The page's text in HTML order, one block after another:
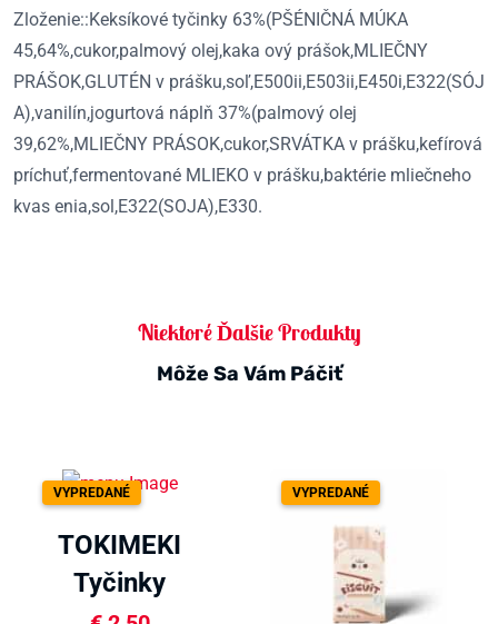
Zloženie::Keksíkové tyčinky 63%(PŠÉNIČNÁ MÚKA
45,64%,cukor,palmový olej,kaka ový prášok,MLIEČNY
PRÁŠOK,GLUTÉN v prášku,soľ,E500ii,E503ii,E450i,E322(SÓJ
A),vanilín,jogurtová náplň 37%(palmový olej
39,62%,MLIEČNY PRÁSOK,cukor,SRVÁTKA v prášku,kefírová
príchuť,fermentované MLIEKO v prášku,baktérie mliečneho
kvas enia,sol,E322(SOJA),E330.
Niektoré Ďalšie Produkty
Môže Sa Vám Páčiť
VYPREDANÉ
TOKIMEKI
Tyčinky
VYPREDANÉ